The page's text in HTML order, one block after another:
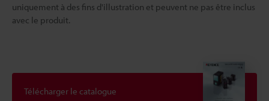
uniquement à des fins d'illustration et peuvent ne pas être inclus
avec le produit.
Télécharger le catalogue